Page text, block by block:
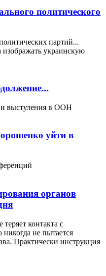
политического
партий...
украинскую
выстуления в ООН
уйти в
органов
контакта с
никогда не пытается
Практически инструкция